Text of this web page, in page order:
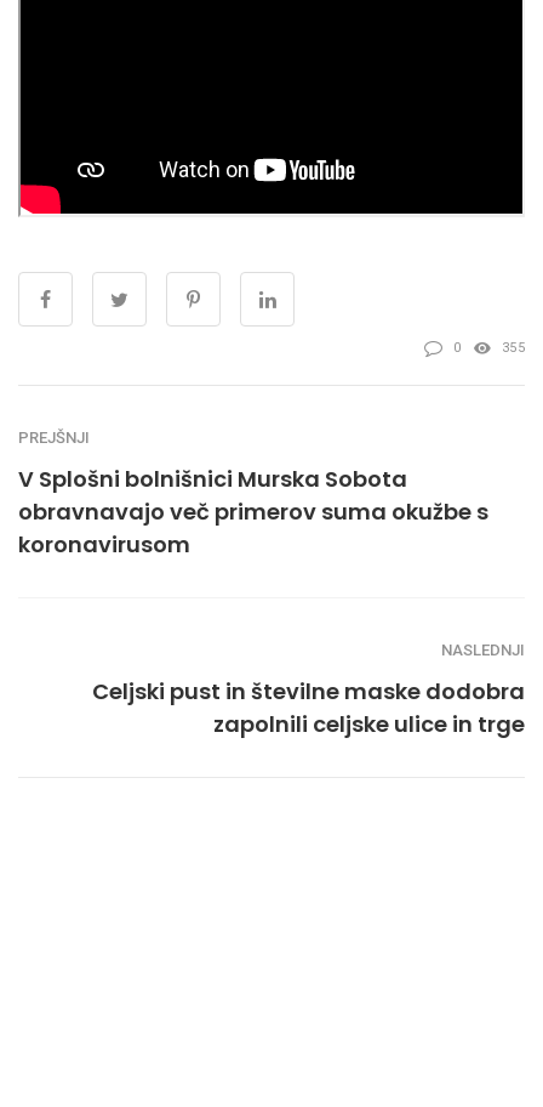
0 355
PREJŠNJI
V Splošni bolnišnici Murska Sobota
obravnavajo več primerov suma okužbe s
koronavirusom
NASLEDNJI
Celjski pust in številne maske dodobra
zapolnili celjske ulice in trge